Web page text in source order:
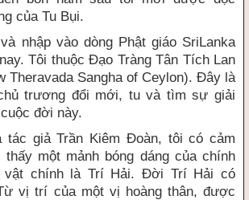
của Tu Bụi.
nhập vào dòng Phật giáo SriLanka
Tôi thuộc Đạo Tràng Tân Tích Lan
Theravada Sangha of Ceylon). Đây là
trương đổi mới, tu và tìm sự giải
đời này.
tác giả Trần Kiêm Đoàn, tôi có cảm
một mảnh bóng dáng của chính
vật chính là Trí Hải. Đời Trí Hải có
vị trí của một vị hoàng thân, được